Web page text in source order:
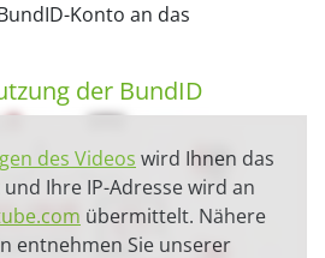
Konto an das
der BundID
des Videos wird Ihnen das
Ihre IP-Adresse wird an
übermittelt. Nähere
entnehmen Sie unserer